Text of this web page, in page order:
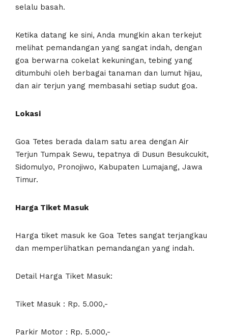
selalu basah.
Ketika datang ke sini, Anda mungkin akan terkejut
melihat pemandangan yang sangat indah, dengan
goa berwarna cokelat kekuningan, tebing yang
ditumbuhi oleh berbagai tanaman dan lumut hijau,
dan air terjun yang membasahi setiap sudut goa.
Lokasi
Goa Tetes berada dalam satu area dengan Air
Terjun Tumpak Sewu, tepatnya di Dusun Besukcukit,
Sidomulyo, Pronojiwo, Kabupaten Lumajang, Jawa
Timur.
Harga Tiket Masuk
Harga tiket masuk ke Goa Tetes sangat terjangkau
dan memperlihatkan pemandangan yang indah.
Detail Harga Tiket Masuk:
Tiket Masuk : Rp. 5.000,-
Parkir Motor : Rp. 5.000,-